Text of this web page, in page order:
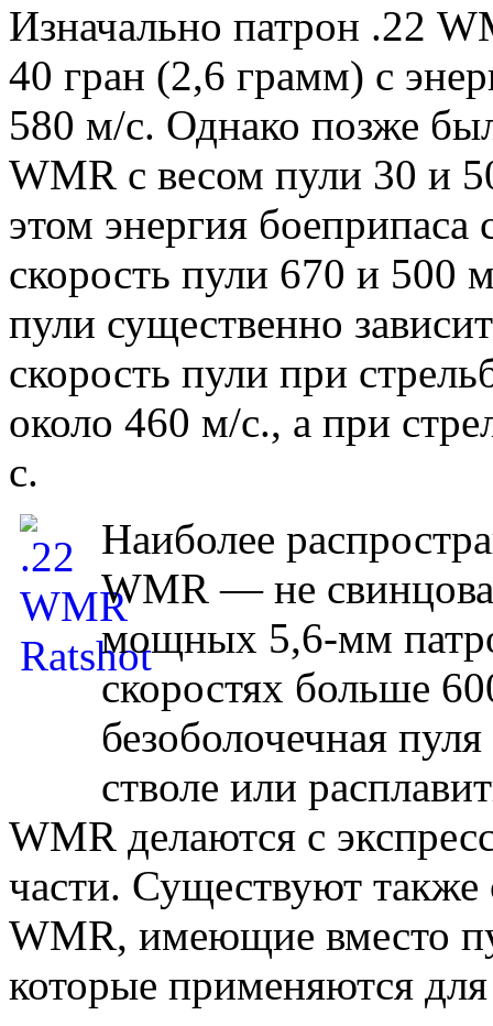
Изначально патрон .22
40 гран (2,6 грамм) с
580 м/с. Однако позже
WMR с весом пули 30 и
этом энергия
скорость пули 670 и 500
пули существенно
скорость пули при
около 460 м/с., а при
с.
Наиболее
WMR — не
мощных 5,6-мм
скоростях больше
безоболочечная
стволе или
WMR делаются с
части. Существуют
WMR, имеющие вместо
которые применяются